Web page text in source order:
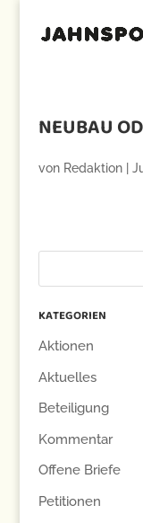
NEUBAU
von Redaktion|
KATEGORIEN
Aktionen
Aktuelles
Beteiligung
Kommentar
Offene Briefe
Petitionen